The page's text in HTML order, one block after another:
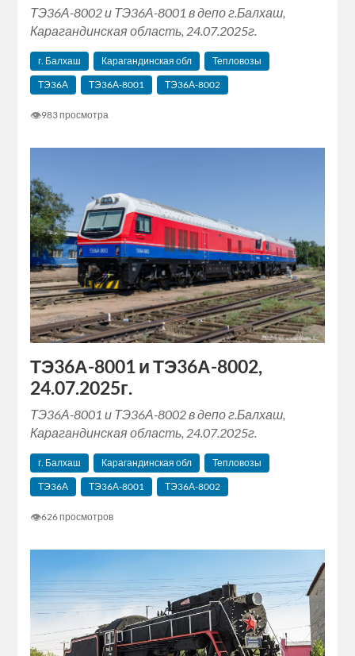
ТЭ36А-8002 и ТЭ36А-8001 в депо г.Балхаш,
Карагандинская область, 24.07.2025г.
г. Балхаш Карагандинская обл
Тепловозы
ТЭ36А
ТЭ36А-8001 ТЭ36А-8002
👁983 просмотра
ТЭ36А-8001 и ТЭ36А-8002,
24.07.2025г.
ТЭ36А-8001 и ТЭ36А-8002 в депо г.Балхаш,
Карагандинская область, 24.07.2025г.
г. Балхаш Карагандинская обл
Тепловозы
ТЭ36А
ТЭ36А-8001 ТЭ36А-8002
👁626 просмотров